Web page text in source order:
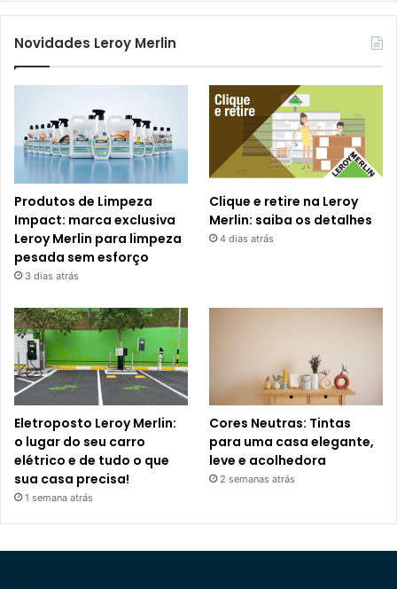
Novidades Leroy Merlin
Produtos de Limpeza
Impact: marca exclusiva
Leroy Merlin para limpeza
pesada sem esforço
3 dias atrás
Clique e retire na Leroy
Merlin: saiba os detalhes
4 dias atrás
Eletroposto Leroy Merlin:
o lugar do seu carro
elétrico e de tudo o que
sua casa precisa!
1 semana atrás
Cores Neutras: Tintas
para uma casa elegante,
leve e acolhedora
2 semanas atrás